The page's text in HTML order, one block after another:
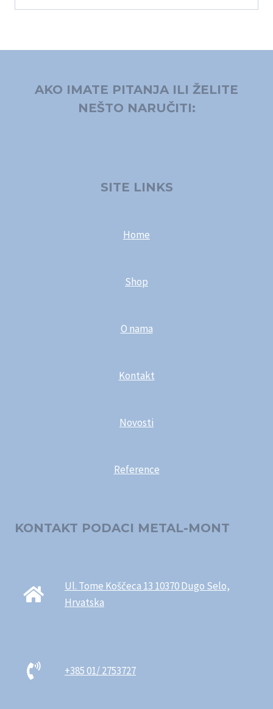
AKO IMATE PITANJA ILI ŽELITE
NEŠTO NARUČITI:
SITE LINKS
Home
Shop
O nama
Kontakt
Novosti
Reference
KONTAKT PODACI METAL-MONT
Ul. Tome Koščeca 13 10370 Dugo Selo,
Hrvatska
+385 01/ 2753727